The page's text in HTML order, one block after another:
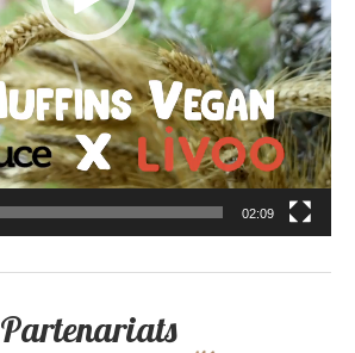
02:09
Partenariats